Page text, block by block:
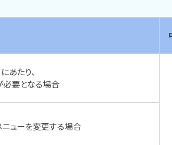
あたり、
必要となる場合
ューを変更する場合